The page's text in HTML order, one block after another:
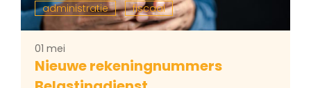
administratie fiscaal
01 mei
Nieuwe rekeningnummers